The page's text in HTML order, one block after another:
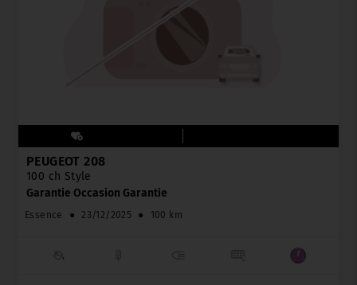
PEUGEOT 208
100 ch Style
Garantie Occasion Garantie
Essence ● 23/12/2025 ● 100 km